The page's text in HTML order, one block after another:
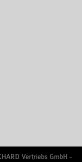
Vertriebs GmbH -